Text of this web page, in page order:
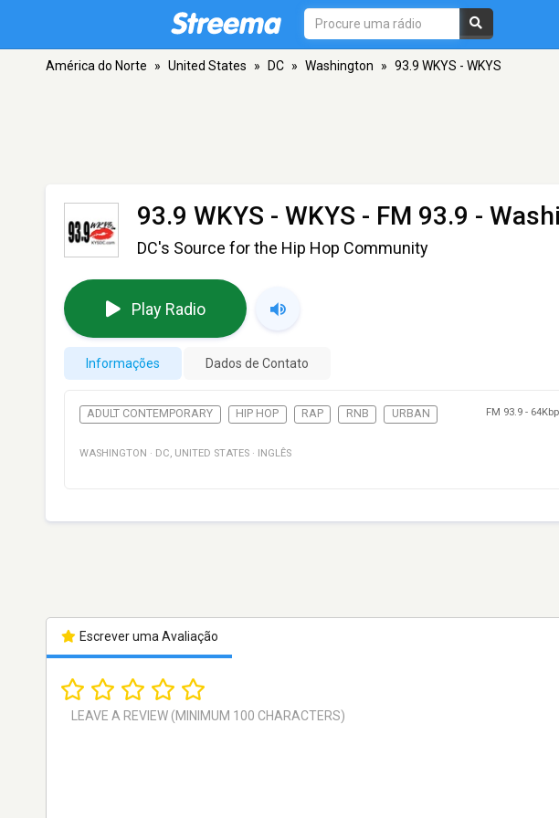
América do Norte » United States » DC » Washington » 93.9 WKYS - WKYS
93.9 WKYS - WKYS - FM 93.9 -
DC's Source for the Hip Hop Community
Play Radio
Informações Dados de Contato
ADULT CONTEMPORARY HIP HOP RAP RNB URBAN FM 93.9 -
WASHINGTON · DC, UNITED STATES · INGLÊS
Escrever uma Avaliação